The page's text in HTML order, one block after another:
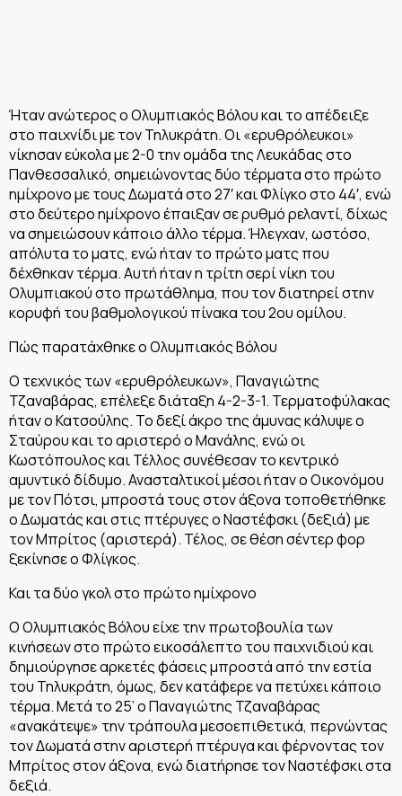
Ήταν ανώτερος ο Ολυμπιακός Βόλου και το απέδειξε
στο παιχνίδι με τον Τηλυκράτη. Οι «ερυθρόλευκοι»
νίκησαν εύκολα με 2-0 την ομάδα της Λευκάδας στο
Πανθεσσαλικό, σημειώνοντας δύο τέρματα στο πρώτο
ημίχρονο με τους Δωματά στο 27′ και Φλίγκο στο 44′, ενώ
στο δεύτερο ημίχρονο έπαιξαν σε ρυθμό ρελαντί, δίχως
να σημειώσουν κάποιο άλλο τέρμα. Ήλεγχαν, ωστόσο,
απόλυτα το ματς, ενώ ήταν το πρώτο ματς που
δέχθηκαν τέρμα. Αυτή ήταν η τρίτη σερί νίκη του
Ολυμπιακού στο πρωτάθλημα, που τον διατηρεί στην
κορυφή του βαθμολογικού πίνακα του 2ου ομίλου.
Πώς παρατάχθηκε ο Ολυμπιακός Βόλου
Ο τεχνικός των «ερυθρόλευκων», Παναγιώτης
Τζαναβάρας, επέλεξε διάταξη 4-2-3-1. Τερματοφύλακας
ήταν ο Κατσούλης. Το δεξί άκρο της άμυνας κάλυψε ο
Σταύρου και το αριστερό ο Μανάλης, ενώ οι
Κωστόπουλος και Τέλλος συνέθεσαν το κεντρικό
αμυντικό δίδυμο. Ανασταλτικοί μέσοι ήταν ο Οικονόμου
με τον Πότσι, μπροστά τους στον άξονα τοποθετήθηκε
ο Δωματάς και στις πτέρυγες ο Ναστέφσκι (δεξιά) με
τον Μπρίτος (αριστερά). Τέλος, σε θέση σέντερ φορ
ξεκίνησε ο Φλίγκος.
Και τα δύο γκολ στο πρώτο ημίχρονο
Ο Ολυμπιακός Βόλου είχε την πρωτοβουλία των
κινήσεων στο πρώτο εικοσάλεπτο του παιχνιδιού και
δημιούργησε αρκετές φάσεις μπροστά από την εστία
του Τηλυκράτη, όμως, δεν κατάφερε να πετύχει κάποιο
τέρμα. Μετά το 25’ ο Παναγιώτης Τζαναβάρας
«ανακάτεψε» την τράπουλα μεσοεπιθετικά, περνώντας
τον Δωματά στην αριστερή πτέρυγα και φέρνοντας τον
Μπρίτος στον άξονα, ενώ διατήρησε τον Ναστέφσκι στα
δεξιά.